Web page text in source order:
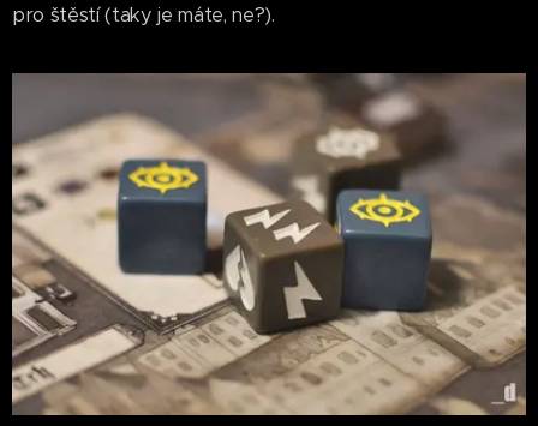
pro štěstí (taky je máte, ne?).